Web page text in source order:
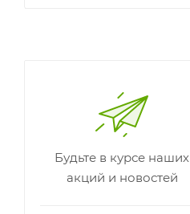
Будьте в курсе наших
акций и новостей